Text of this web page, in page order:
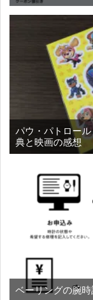
パウ・パトロー
典と映画の感想
ベーリングの腕